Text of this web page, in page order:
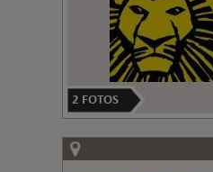
2 FOTOS